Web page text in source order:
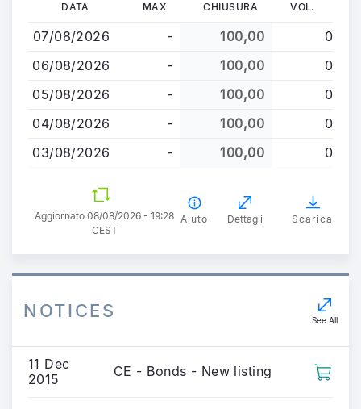
contenuto
principale
DATA MAX CHIUSURA VOL.
07/08/2026 - 100,00
0
06/08/2026
- 100,00
0
05/08/2026
- 100,00
0
04/08/2026
- 100,00
0
03/08/2026
- 100,00 0
Aggiornato 08/08/2026 - 19:28
CEST
Aiuto Dettagli Scarica
NOTICES See All
11 Dec
2015
CE - Bonds - New listing